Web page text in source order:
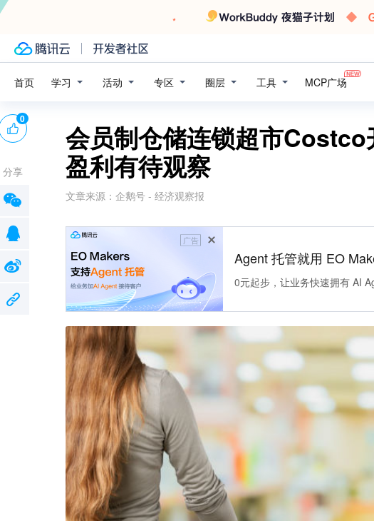
首页 学习 活动 专区 圈层 工具 MCP广场
会员制仓储连锁超市
盈利有待观察
文章来源： 企鹅号 - 经济观察报
广告
Agent 托管就用 EO
0元起步，让业务快速拥有 AI
0
分享